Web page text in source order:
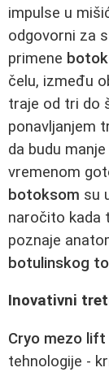
impulse u
odgovorni za
primene
čelu, između
traje od tri do
ponavljanjem
da budu
vremenom
botoksom su
naročito kada
poznaje
botulinskog
Inovativni
Cryo mezo lift
tehnologije -